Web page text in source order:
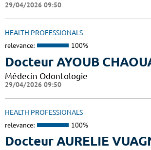
29/04/2026 09:50
HEALTH PROFESSIONALS
relevance: 100%
Docteur AYOUB
Médecin Odontologie
29/04/2026 09:50
HEALTH PROFESSIONALS
relevance: 100%
Docteur AURELIE